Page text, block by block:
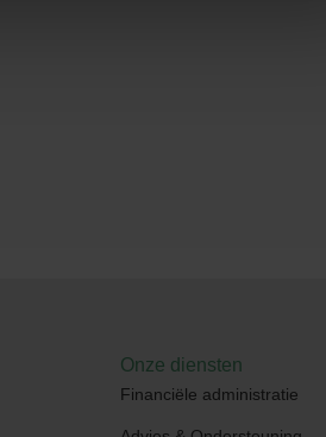
Onze diensten
Financiële administratie